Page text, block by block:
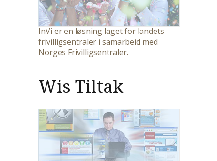
InVi er en løsning laget for landets
frivilligsentraler i samarbeid med
Norges Frivilligsentraler.
Wis Tiltak